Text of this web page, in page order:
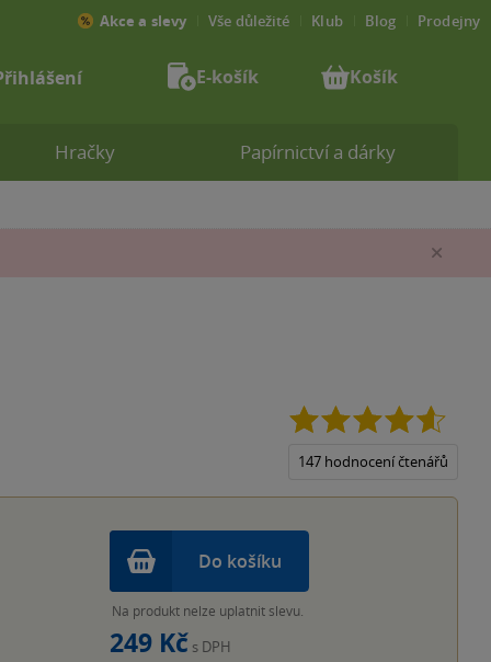
5
147 hodnocení čtenářů
Do košíku
Na produkt nelze uplatnit slevu.
249 Kč s DPH
Hračky Papírnictví a dárky
Akce a slevy Vše důležité Klub Blog Prodejny
E-košík Košík